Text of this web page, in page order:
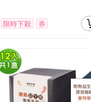
限時下殺 券